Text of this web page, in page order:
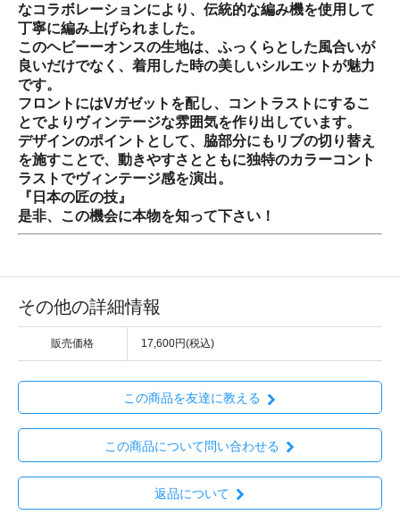
なコラボレーションにより、伝統的な編み機を使用して
丁寧に編み上げられました。
このヘビーーオンスの生地は、ふっくらとした風合いが
良いだけでなく、着用した時の美しいシルエットが魅力
です。
フロントにはVガゼットを配し、コントラストにするこ
とでよりヴィンテージな雰囲気を作り出しています。
デザインのポイントとして、脇部分にもリブの切り替え
を施すことで、動きやすさとともに独特のカラーコント
ラストでヴィンテージ感を演出。
『日本の匠の技』
是非、この機会に本物を知って下さい！
その他の詳細情報
販売価格 17,600円(税込)
この商品を友達に教える
この商品について問い合わせる
返品について